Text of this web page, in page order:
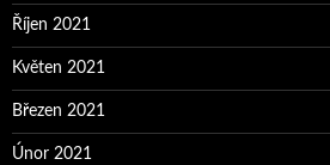
Říjen 2021
Květen 2021
Březen 2021
Únor 2021